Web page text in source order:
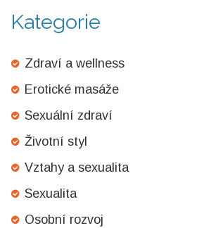
Kategorie
Zdraví a wellness
Erotické masáže
Sexuální zdraví
Životní styl
Vztahy a sexualita
Sexualita
Osobní rozvoj